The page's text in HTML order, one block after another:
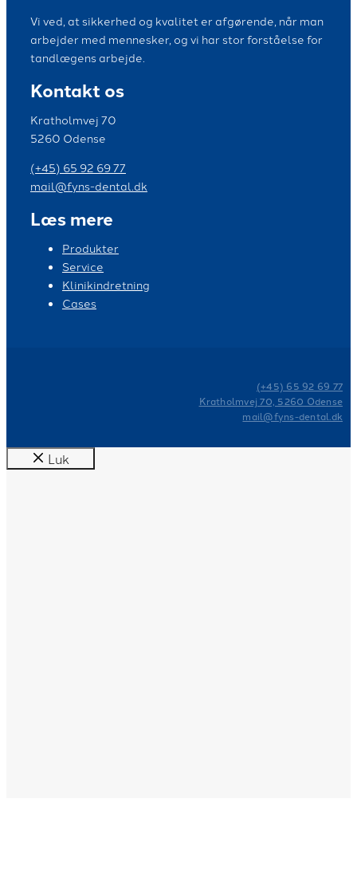
Vi ved, at sikkerhed og kvalitet er afgørende, når man
arbejder med mennesker, og vi har stor forståelse for
tandlægens arbejde.
Kontakt os
Kratholmvej 70
5260 Odense
(+45) 65 92 69 77
mail@fyns-dental.dk
Læs mere
Produkter
Service
Klinikindretning
Cases
(+45) 65 92 69 77
Kratholmvej 70, 5260 Odense
mail@fyns-dental.dk
Luk